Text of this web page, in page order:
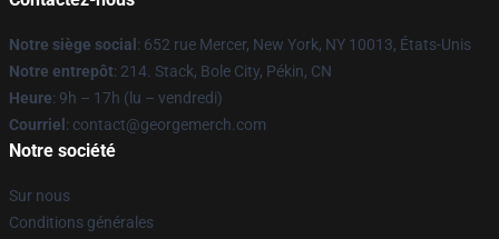
Notre siège social : 652 rue Mercer, New York, NY 10013, États-Unis
Notre entrepôt: 214. Stack, Bole City, Pékin, CN
Heure: 9h – 17h (lu – vendredi)
Courriel : contact@georgemerch.com
Notre société
Sur nous
Conditions générales